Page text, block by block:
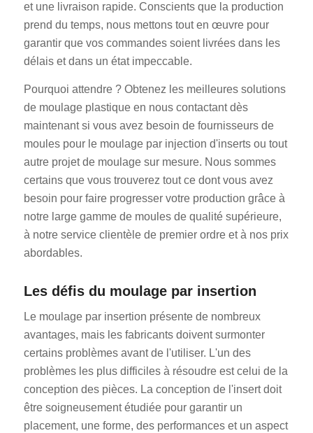
et une livraison rapide. Conscients que la production
prend du temps, nous mettons tout en œuvre pour
garantir que vos commandes soient livrées dans les
délais et dans un état impeccable.
Pourquoi attendre ? Obtenez les meilleures solutions
de moulage plastique en nous contactant dès
maintenant si vous avez besoin de fournisseurs de
moules pour le moulage par injection d'inserts ou tout
autre projet de moulage sur mesure. Nous sommes
certains que vous trouverez tout ce dont vous avez
besoin pour faire progresser votre production grâce à
notre large gamme de moules de qualité supérieure,
à notre service clientèle de premier ordre et à nos prix
abordables.
Les défis du moulage par insertion
Le moulage par insertion présente de nombreux
avantages, mais les fabricants doivent surmonter
certains problèmes avant de l'utiliser. L'un des
problèmes les plus difficiles à résoudre est celui de la
conception des pièces. La conception de l'insert doit
être soigneusement étudiée pour garantir un
placement, une forme, des performances et un aspect